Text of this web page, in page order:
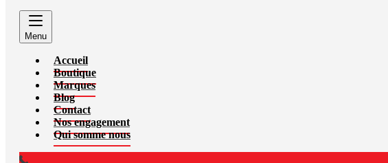
Menu
Accueil
Boutique
Marques
Blog
Contact
Nos engagement
Qui somme nous